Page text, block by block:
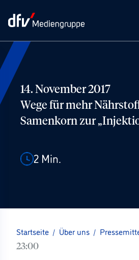
14. November 2017
Wege für mehr
Samenkorn zur
2 Min.
Startseite / Über uns /
23:00